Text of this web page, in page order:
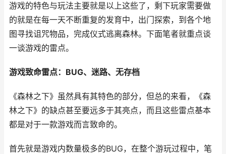
游戏的特色与玩法主要就是以上这些了，剩下玩家需要做
的就是在每一天不断重复的发育中，出门探索，到各个地
图寻找诅咒物品，完成仪式逃离森林。下面笔者就重点谈
一谈游戏的雷点。
游戏致命雷点：BUG、迷路、无存档
《森林之下》虽然具有其特色的部分，但总的来看，《森
林之下》的缺点甚至要远多于其亮点，而且这些雷点基本
都是对于一款游戏而言致命的。
首先就是游戏内数量极多的BUG，在整个游玩过程中，笔